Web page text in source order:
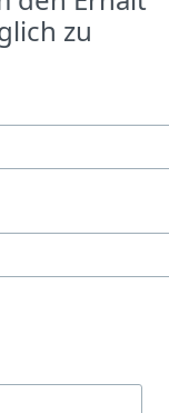
zu